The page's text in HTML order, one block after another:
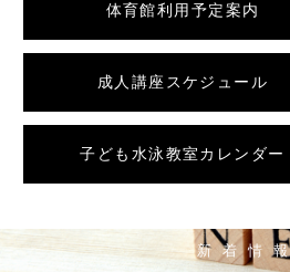
体育館利用予定案内
成人講座スケジュール
子ども水泳教室カレンダー
: Attempt to read property
/home/wordstock/
content/themes/numaspo/
新着情